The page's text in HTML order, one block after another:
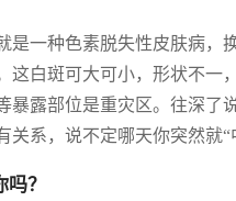
是一种色素脱失性皮肤病，
这白斑可大可小，形状不一
暴露部位是重灾区。往深了
系，说不定哪天你突然就“
？